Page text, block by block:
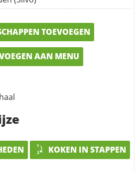
TOEVOEGEN
AAN MENU
KOKEN IN STAPPEN